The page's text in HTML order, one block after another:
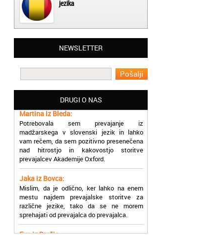
jezika
NEWSLETTER
DRUGI O NAS
Matjaž iz Ajdovščine:
Lahko pohvalim vse zaposlene v Akademiji
prevajalske storitve opravljajo hitro in
učinkoviti.
Martina iz Bleda:
Potrebovala sem prevajanje iz
madžarskega v slovenski jezik in lahko
vam rečem, da sem pozitivno presenečena
nad hitrostjo in kakovostjo storitve
prevajalcev Akademije Oxford.
Jaka iz Bovca:
Mislim, da je odlično, ker lahko na enem
mestu najdem prevajalske storitve za
različne jezike, tako da se ne morem
sprehajati od prevajalca do prevajalca.
Eva iz Brežic:
Nujno sem potrebovala prevod v francoski